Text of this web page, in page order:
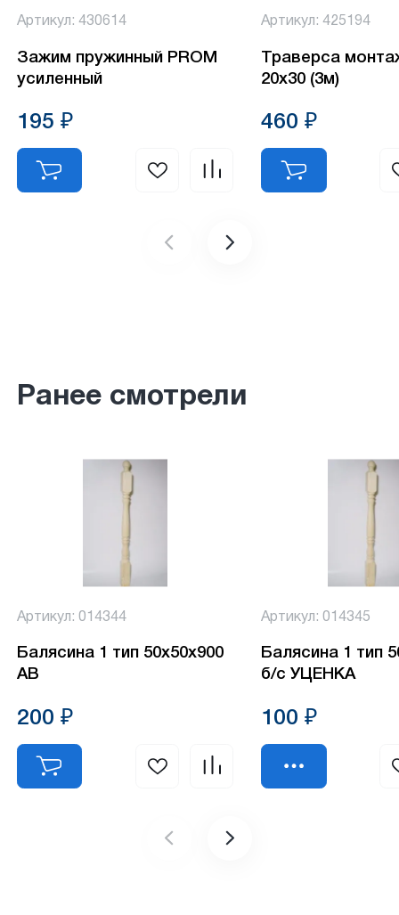
Артикул: 430614
Зажим пружинный PROM
усиленный
195 ₽
Артикул: 425194
Траверса
20х30 (3м)
460 ₽
Ранее смотрели
Артикул: 014344
Балясина 1 тип 50х50х900
АВ
200 ₽
Артикул: 014345
Балясина 1 тип
б/с УЦЕНКА
100 ₽